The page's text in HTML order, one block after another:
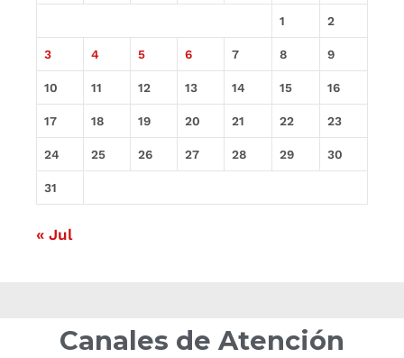
1 2
3 4 5 6 7 8 9
10 11 12 13 14 15 16
17 18 19 20 21 22 23
24 25 26 27 28 29 30
31
« Jul
Canales de Atención